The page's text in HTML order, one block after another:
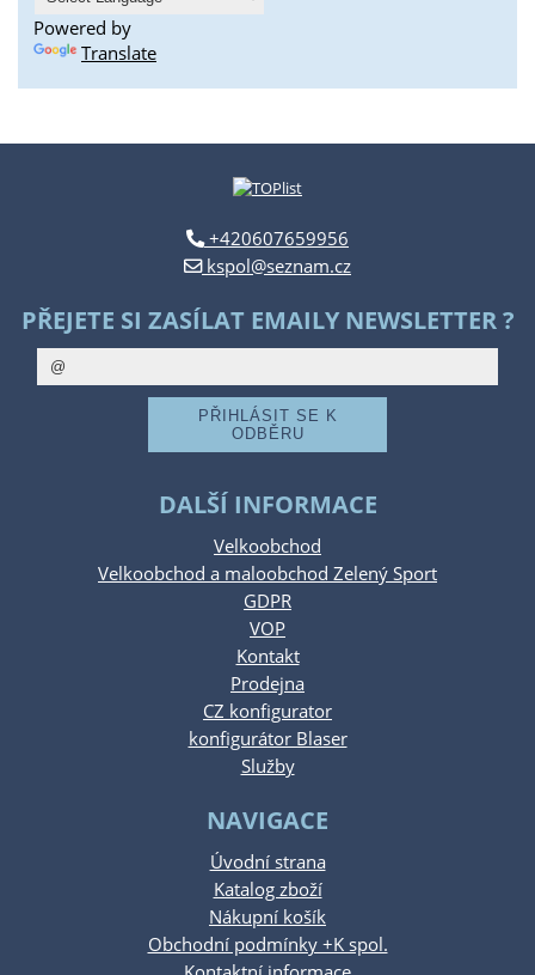
Powered by
Translate
+420607659956
kspol@seznam.cz
PŘEJETE SI ZASÍLAT EMAILY NEWSLETTER ?
DALŠÍ INFORMACE
Velkoobchod
Velkoobchod a maloobchod Zelený Sport
GDPR
VOP
Kontakt
Prodejna
CZ konfigurator
konfigurátor Blaser
Služby
NAVIGACE
Úvodní strana
Katalog zboží
Nákupní košík
Obchodní podmínky +K spol.